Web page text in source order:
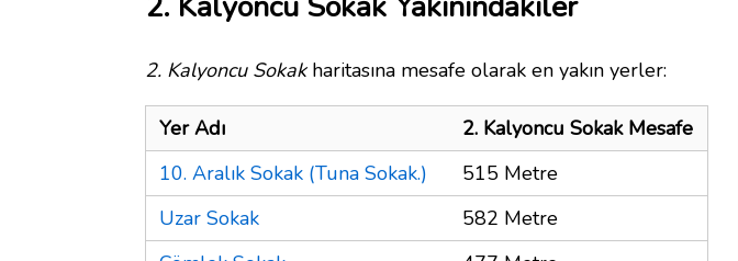
2. Kalyoncu Sokakharitasına mesafe olarak en yakın yerler:
Yer Adı
2. Kalyoncu Sokak Mesafe
10. Aralık Sokak (Tuna Sokak.)
515 Metre
Uzar Sokak
582 Metre